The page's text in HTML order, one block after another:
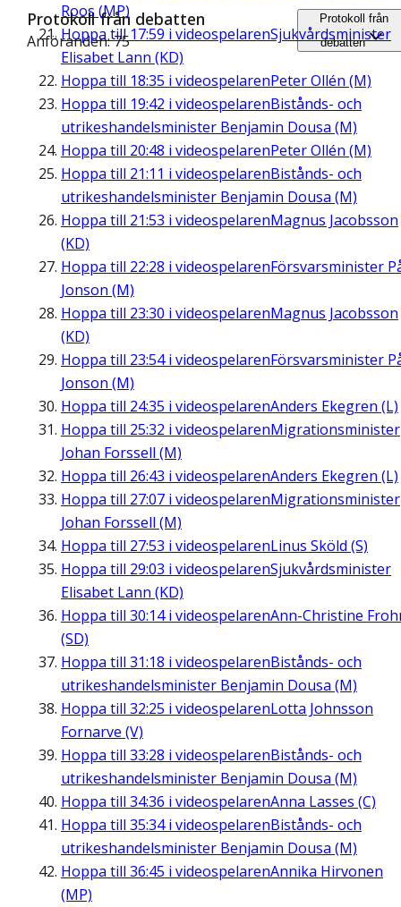
Roos (MP)
Hoppa till17:59 i videospelarenSjukvårdsminister
Elisabet Lann (KD)
Hoppa till 18:35 i videospelarenPeter Ollén (M)
Hoppa till 19:42 i videospelarenBistånds- och
utrikeshandelsminister Benjamin Dousa (M)
Hoppa till 20:48 i videospelarenPeter Ollén (M)
Hoppa till 21:11 i videospelarenBistånds- och
utrikeshandelsminister Benjamin Dousa (M)
Hoppa till 21:53 i videospelarenMagnus Jacobsson
(KD)
Hoppa till 22:28 i videospelarenFörsvarsminister
Jonson (M)
Hoppa till 23:30 i videospelarenMagnus Jacobsson
(KD)
Hoppa till 23:54i videospelarenFörsvarsminister
Jonson (M)
Hoppa till 24:35 i videospelarenAnders Ekegren (L)
Hoppa till 25:32 i videospelarenMigrationsminister
Johan Forssell (M)
Hoppa till 26:43 i videospelarenAnders Ekegren (L)
Hoppa till 27:07 i videospelarenMigrationsminister
Johan Forssell (M)
Hoppa till 27:53 i videospelarenLinus Sköld (S)
Hoppa till 29:03 i videospelarenSjukvårdsminister
Elisabet Lann (KD)
Hoppa till 30:14i videospelarenAnn-Christine
(SD)
Hoppa till 31:18 i videospelarenBistånds- och
utrikeshandelsminister Benjamin Dousa (M)
Hoppa till 32:25 i videospelarenLotta Johnsson
Fornarve (V)
Hoppa till 33:28 i videospelarenBistånds- och
utrikeshandelsminister Benjamin Dousa (M)
Hoppa till 34:36 i videospelarenAnna Lasses (C)
Hoppa till 35:34i videospelarenBistånds- och
utrikeshandelsminister Benjamin Dousa (M)
Hoppa till 36:45 i videospelarenAnnika Hirvonen
(MP)
Protokoll från debatten
Anföranden: 75
Protokoll från
debatten